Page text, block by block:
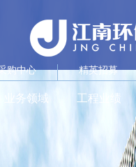
精英招募
购中心
工程业绩
业务领域